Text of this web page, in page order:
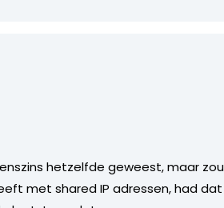
hetzelfde geweest, maar
met shared IP adressen, had